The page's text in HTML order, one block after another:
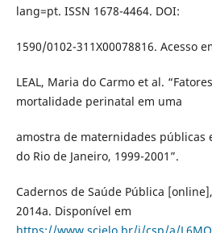
lang=pt. ISSN 1678-4464. DOI:
1590/0102-311X00078816. Acesso
LEAL, Maria do Carmo et al.
mortalidade perinatal em uma
amostra de maternidades públicas
do Rio de Janeiro, 1999-2001”.
Cadernos de Saúde Pública
2014a. Disponível em
https://www.scielo.br/j/csp/a/